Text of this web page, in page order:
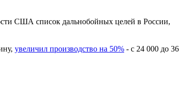
США список дальнобойных целей в России,
увеличил производство на 50% - с 24 000 до 36